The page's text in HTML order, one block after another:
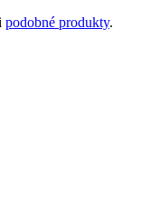
podobné produkty.